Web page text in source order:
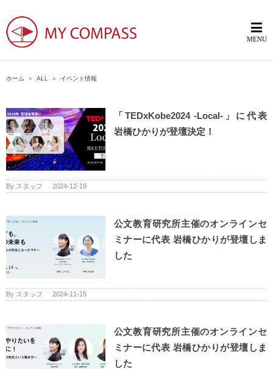
ホーム ＞ ALL ＞ イベント情報
「TEDxKobe2024 -Local-」に代表
岩橋ひかりが登壇決定！
By スタッフ 2024-12-19
公文教育研究所主催のオンラインセ
ミナーに代表 岩橋ひかりが登壇しま
した
By スタッフ 2024-11-15
公文教育研究所主催のオンラインセ
ミナーに代表 岩橋ひかりが登壇しま
した